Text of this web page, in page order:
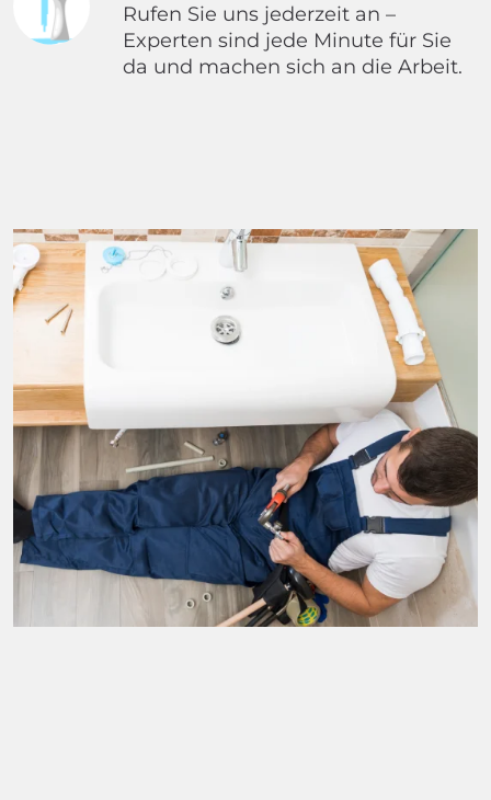
Rufen Sie uns jederzeit an –
Experten sind jede Minute für Sie
da und machen sich an die Arbeit.